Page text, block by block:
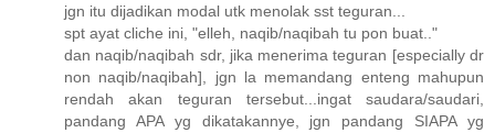
jgn itu dijadikan modal utk menolak sst teguran...
spt ayat cliche ini, "elleh, naqib/naqibah tu pon buat.."
dan naqib/naqibah sdr, jika menerima teguran [especially dr
non naqib/naqibah], jgn la memandang enteng mahupun
rendah akan teguran tersebut...ingat saudara/saudari,
pandang APA yg dikatakannye, jgn pandang SIAPA yg